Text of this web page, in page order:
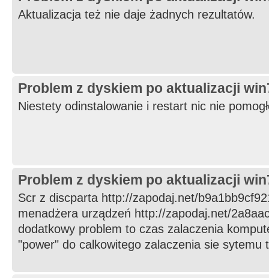
Aktualizacja też nie daje żadnych rezultatów.
Problem z dyskiem po aktualizacji
Niestety odinstalowanie i restart nic nie
Problem z dyskiem po aktualizacji
Scr z discparta http://zapodaj.net/
menadżera urządzeń http://zapodaj.net/
dodatkowy problem to czas zalaczenia
"power" do calkowitego zalaczenia sie